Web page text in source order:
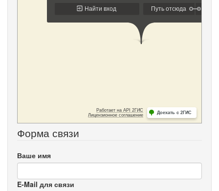
Форма связи
Ваше имя
E-Mail для связи